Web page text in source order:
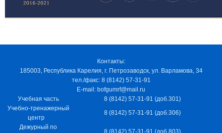
Контакты:
185003, Республика Карелия, г. Петрозаводск, ул. Варламова, 34
тел./факс: 8 (8142) 57-31-91
E-mail: bofgumrf@mail.ru
Учебная часть
8 (8142) 57-31-91 (доб.301)
Учебно-тренажерный
центр
8 (8142) 57-31-91 (доб.306)
Дежурный по
8 (8142) 57-31-91 (доб.803)